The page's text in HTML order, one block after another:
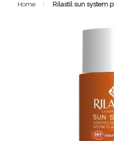
Home Rilastil sun system